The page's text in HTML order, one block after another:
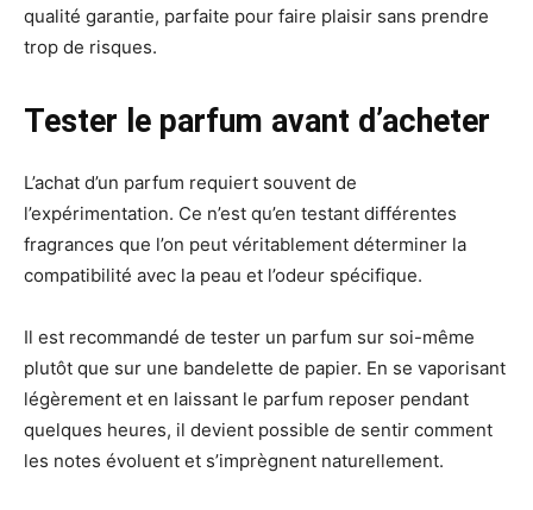
qualité garantie, parfaite pour faire plaisir sans prendre
trop de risques.
Tester le parfum avant d’acheter
L’achat d’un parfum requiert souvent de
l’expérimentation. Ce n’est qu’en testant différentes
fragrances que l’on peut véritablement déterminer la
compatibilité avec la peau et l’odeur spécifique.
Il est recommandé de tester un parfum sur soi-même
plutôt que sur une bandelette de papier. En se vaporisant
légèrement et en laissant le parfum reposer pendant
quelques heures, il devient possible de sentir comment
les notes évoluent et s’imprègnent naturellement.